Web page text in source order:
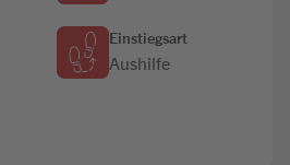
Einstiegsart
Aushilfe